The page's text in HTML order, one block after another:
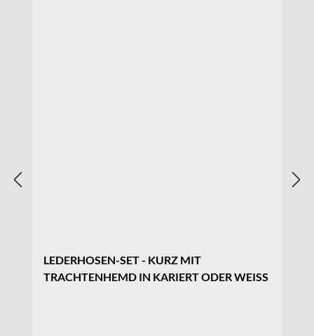
LEDERHOSEN-SET - KURZ MIT
TRACHTENHEMD IN KARIERT ODER WEISS